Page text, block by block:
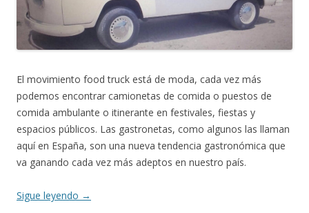
El movimiento food truck está de moda, cada vez más
podemos encontrar camionetas de comida o puestos de
comida ambulante o itinerante en festivales, fiestas y
espacios públicos. Las gastronetas, como algunos las llaman
aquí en España, son una nueva tendencia gastronómica que
va ganando cada vez más adeptos en nuestro país.
Sigue leyendo →